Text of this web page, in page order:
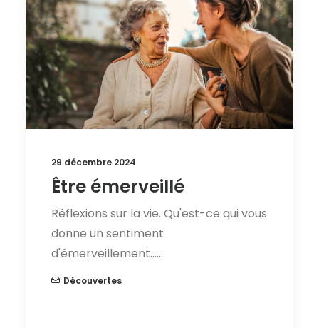
29 décembre 2024
Être émerveillé
Réflexions sur la vie. Qu'est-ce qui vous
donne un sentiment
d'émerveillement……
Découvertes